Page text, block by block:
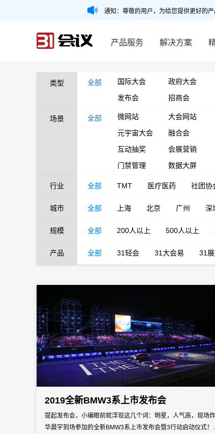
通知：尊敬的用户，为给您提供更好的
产品服务 解决方案
类型 全部 国际大会 政府大会
发布会
招商会
场景 全部 微网站 大会网站
元宇宙大会
融合会
互动抽奖
会展营销
门禁管理
数据大屏
行业 全部 TMT 医疗医药 社团协
城市 全部 上海 北京 广州 深
规模 全部 200人以上 500人以上
产品 全部 31轻会 31大会易 31
2019全新BMW3系上市发布会
提起发布会，小编眼前就浮现这几个词：明星，人气高，现场炸
华晨宇到场参加的全新BMW3系上市发布会暨3行动启动仪式！